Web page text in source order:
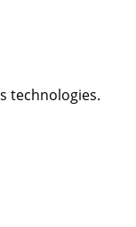
technologies.